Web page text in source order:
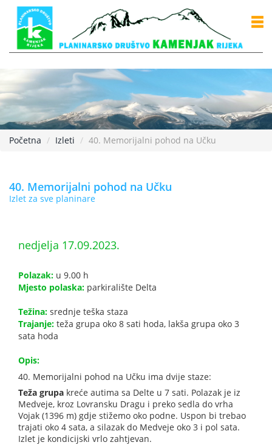
Početna Izleti 40. Memorijalni pohod na Učku
40. Memorijalni pohod na Učku
Izlet za sve planinare
nedjelja 17.09.2023.
Polazak: u 9.00 h
Mjesto polaska: parkiralište Delta
Težina: srednje teška staza
Trajanje: teža grupa oko 8 sati hoda, lakša grupa oko 3
sata hoda
Opis:
40. Memorijalni pohod na Učku ima dvije staze:
Teža grupa kreće autima sa Delte u 7 sati. Polazak je iz
Medveje, kroz Lovransku Dragu i preko sedla do vrha
Vojak (1396 m) gdje stižemo oko podne. Uspon bi trebao
trajati oko 4 sata, a silazak do Medveje oko 3 i pol sata.
Izlet je kondicijski vrlo zahtjevan.